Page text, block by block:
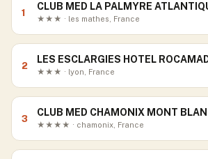
1
CLUB MED LA PALMYRE
★★★ · les mathes, France
2
LES ESCLARGIES HOTEL
★★★ · lyon, France
3
CLUB MED CHAMONIX MONT
★★★★ · chamonix, France